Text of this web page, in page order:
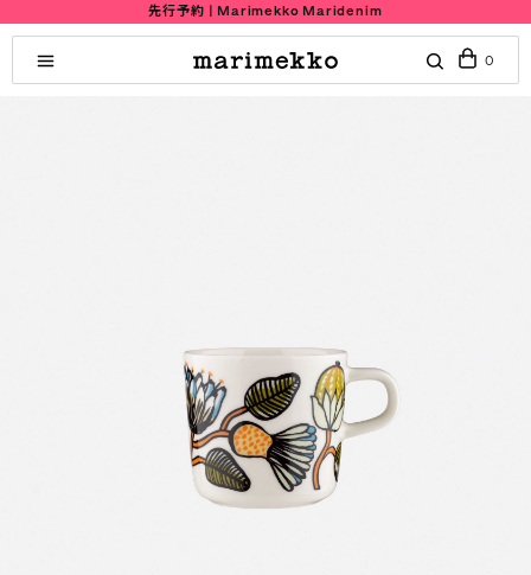
先行予約 | Marimekko Maridenim
0